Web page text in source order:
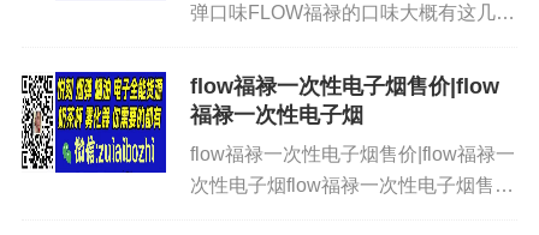
弹口味FLOW福禄的口味大概有这几
沙、香芋冰淇淋、白桃乌龙茶、凤梨罐
头、芒果绵绵冰、青提、大西瓜、冰镇
flow福禄一次性电子烟售价|flow
福禄一次性电子烟
flow福禄一次性电子烟售价|flow福禄一
次性电子烟flow福禄一次性电子烟售